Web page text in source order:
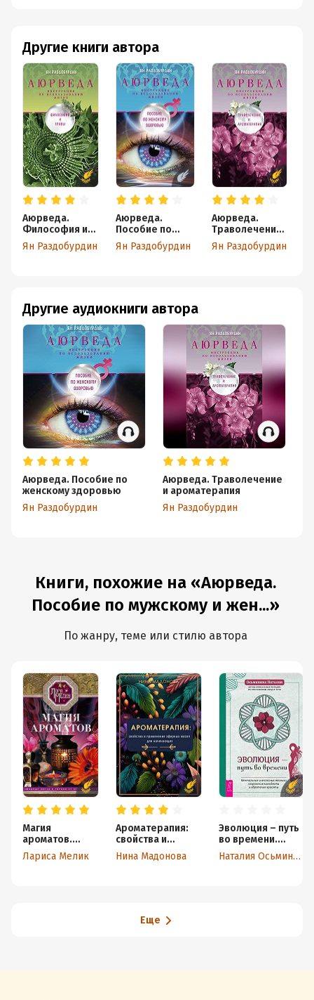
Другие книги автора
Аюрведа.
Философия и
травы
Ян Раздобурдин
Аюрведа.
Пособие по
женскому
здоровью
Ян Раздобурдин
Аюрведа.
Траволечение
и
ароматерапия
Ян Раздобурдин
Другие аудиокниги автора
Аюрведа. Пособие по
женскому здоровью
Ян Раздобурдин
Аюрведа. Траволечение
и ароматерапия
Ян Раздобурдин
Книги, похожие на «Аюрведа.
Пособие по мужскому и жен...»
По жанру, теме или стилю автора
Магия
ароматов.
Эфирные масла
и специи от
Лариса Мелик
Ароматерапия:
свойства и
применение
эфирных масел
Нина Мадонова
Эволюция – путь
во времени.
Ментальные и
телесные
Наталия Осьминина
Еще